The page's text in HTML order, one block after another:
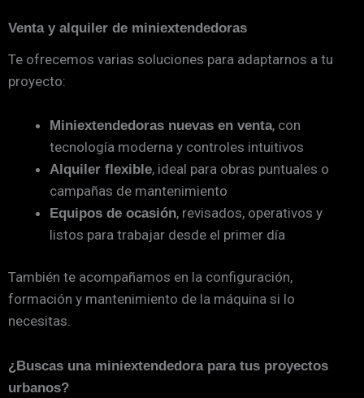
Venta y alquiler de miniextendedoras
Te ofrecemos varias soluciones para adaptarnos a tu
proyecto:
Miniextendedoras nuevas en venta, con
tecnología moderna y controles intuitivos
Alquiler flexible, ideal para obras puntuales o
campañas de mantenimiento
Equipos de ocasión, revisados, operativos y
listos para trabajar desde el primer día
También te acompañamos en la configuración,
formación y mantenimiento de la máquina si lo
necesitas.
¿Buscas una miniextendedora para tus proyectos
urbanos?